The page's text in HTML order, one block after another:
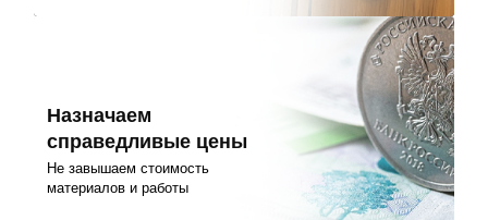
Назначаем
справедливые цены
Не завышаем стоимость
материалов и работы